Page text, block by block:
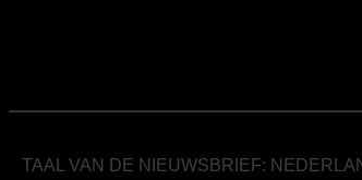
TAAL VAN DE NIEUWSBRIEF: